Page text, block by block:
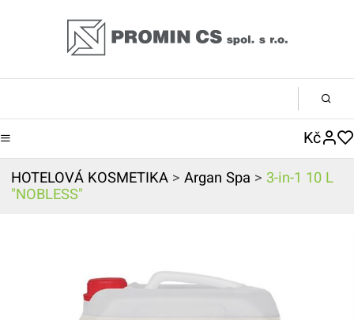
Kč
HOTELOVÁ KOSMETIKA > Argan Spa > 3-in-1 10 L
"NOBLESS"